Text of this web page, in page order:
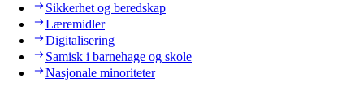
Sikkerhet og beredskap
Læremidler
Digitalisering
Samisk i barnehage og skole
Nasjonale minoriteter